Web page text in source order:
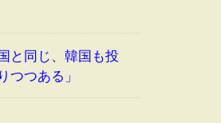
と同じ、韓国も投
つつある」